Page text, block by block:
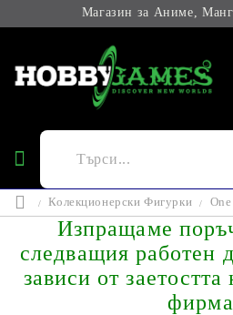
Магазин за Аниме,
Колекционерски Фигурки
Изпращаме
следващия работен
зависи от заетостта